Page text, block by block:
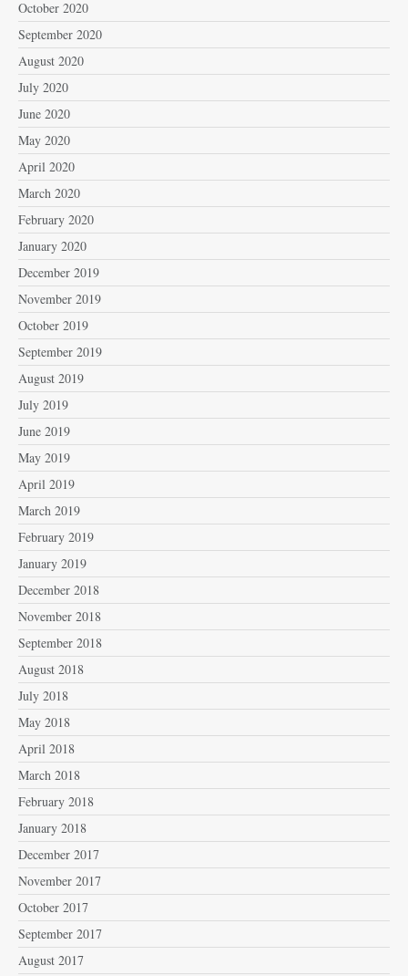
October 2020
September 2020
August 2020
July 2020
June 2020
May 2020
April 2020
March 2020
February 2020
January 2020
December 2019
November 2019
October 2019
September 2019
August 2019
July 2019
June 2019
May 2019
April 2019
March 2019
February 2019
January 2019
December 2018
November 2018
September 2018
August 2018
July 2018
May 2018
April 2018
March 2018
February 2018
January 2018
December 2017
November 2017
October 2017
September 2017
August 2017